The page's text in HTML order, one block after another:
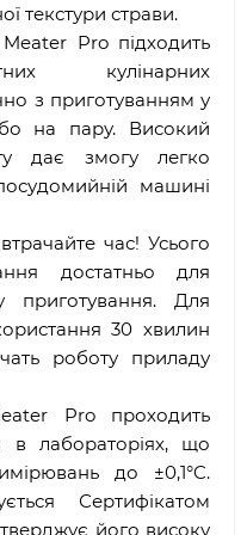
текстури страви.
Meater Pro підходить
кулінарних
з приготуванням у
на пару. Високий
дає змогу легко
машині
час! Усього
достатньо для
приготування. Для
30 хвилин
роботу приладу
Pro проходить
в лабораторіях, що
до ±0,1°C.
Сертифікатом
його високу